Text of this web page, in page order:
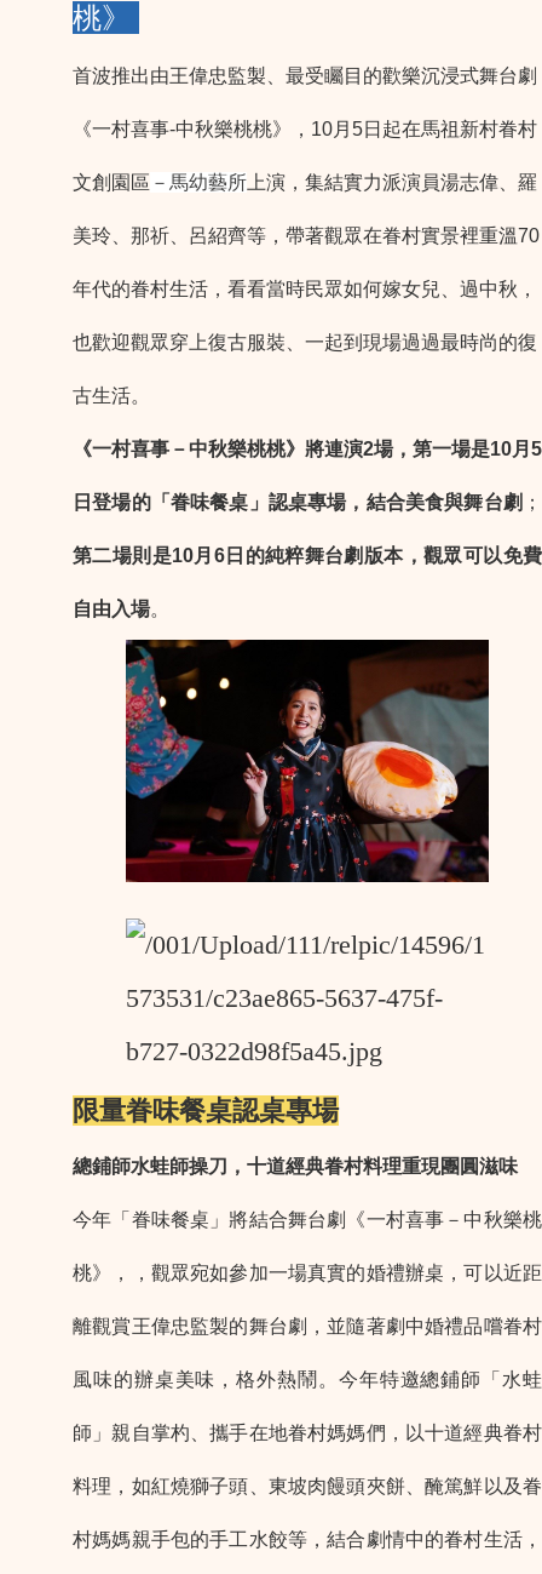
桃》
首波推出由王偉忠監製、最受矚目的歡樂沉浸式舞台劇
《一村喜事-中秋樂桃桃》，10月5日起在馬祖新村眷村
文創園區 －馬幼藝所 上演，集結實力派演員湯志偉、羅
美玲、那祈、呂紹齊等，帶著觀眾在眷村實景裡重溫70
年代的眷村生活，看看當時民眾如何嫁女兒、過中秋，
也歡迎觀眾穿上復古服裝、一起到現場過過最時尚的復
古生活。
《一村喜事－中秋樂桃桃》將連演2場， 第一場是10月5
日登場的「眷味餐桌」認桌專場，結合美食與舞台劇 ；
第二場則是10月6日的純粹舞台劇版本，觀眾可以免費
自由入場。
限量眷味餐桌認桌專場
總鋪師水蛙師操刀，十道經典眷村料理重現團圓滋味
今年「眷味餐桌」將結合舞台劇《一村喜事－中秋樂桃
桃》，，觀眾宛如參加一場真實的婚禮辦桌，可以近距
離觀賞王偉忠監製的舞台劇，並隨著劇中婚禮品嚐眷村
風味的辦桌美味，格外熱鬧。今年特邀總鋪師「水蛙
師」親自掌杓、攜手在地眷村媽媽們，以十道經典眷村
料理，如紅燒獅子頭、東坡肉饅頭夾餅、醃篤鮮以及眷
村媽媽親手包的手工水餃等，結合劇情中的眷村生活，